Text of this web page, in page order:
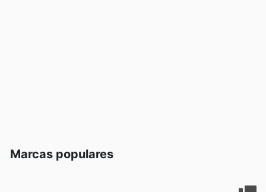
Marcas populares